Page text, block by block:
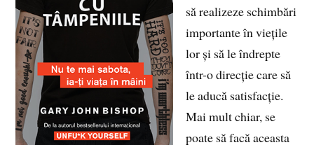
să realizeze schimbări
importante în viețile
lor și să le îndrepte
într-o direcție care să
le aducă satisfacție.
Mai mult chiar, se
poate să facă aceasta